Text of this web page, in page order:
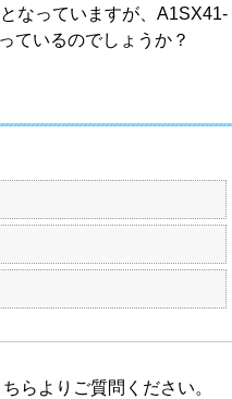
なっていますが、A1SX41-
ているのでしょうか？
らよりご質問ください。